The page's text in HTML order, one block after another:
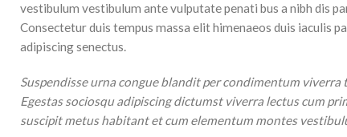
vestibulum vestibulum ante vulputate penati bus a nibh dis
Consectetur duis tempus massa elit himenaeos duis iaculis
adipiscing senectus.
Suspendisse urna congue blandit per condimentum
Egestas sociosqu adipiscing dictumst viverra lectus cum
suscipit metus habitant et cum elementum montes